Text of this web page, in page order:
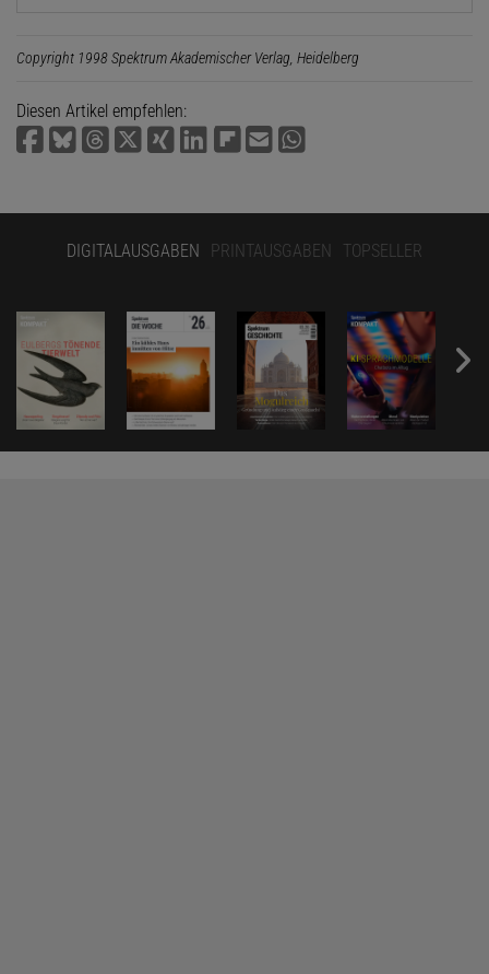
Copyright 1998 Spektrum Akademischer Verlag, Heidelberg
Diesen Artikel empfehlen:
DIGITALAUSGABEN PRINTAUSGABEN TOPSELLER